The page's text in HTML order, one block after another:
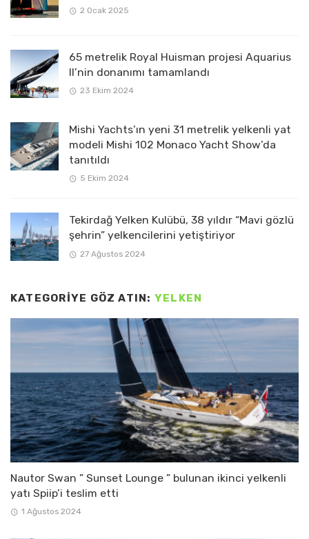
2 Ocak 2025
65 metrelik Royal Huisman projesi Aquarius
II’nin donanımı tamamlandı
23 Ekim 2024
Mishi Yachts’ın yeni 31 metrelik yelkenli yat
modeli Mishi 102 Monaco Yacht Show’da
tanıtıldı
5 Ekim 2024
Tekirdağ Yelken Kulübü, 38 yıldır “Mavi gözlü
şehrin” yelkencilerini yetiştiriyor
27 Ağustos 2024
KATEGORIYE GÖZ ATIN: YELKEN
Nautor Swan ” Sunset Lounge ” bulunan ikinci yelkenli
yatı Spiip’i teslim etti
1 Ağustos 2024